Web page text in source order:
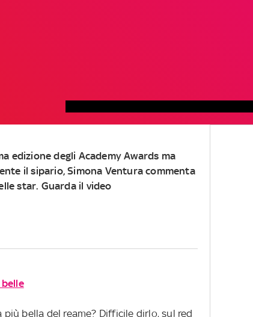
edizione degli Academy Awards ma
il sipario, Simona Ventura commenta
star. Guarda il video
bella del reame? Difficile dirlo, sul red